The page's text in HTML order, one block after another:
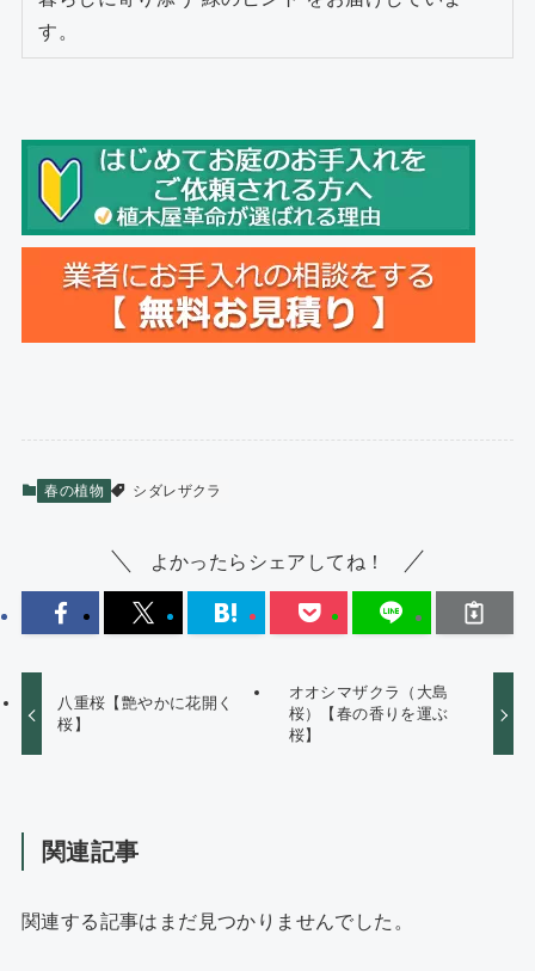
す。
春の植物 シダレザクラ
よかったらシェアしてね！
八重桜【艶やかに花開く
桜】
オオシマザクラ（大島
桜）【春の香りを運ぶ
桜】
関連記事
関連する記事はまだ見つかりませんでした。